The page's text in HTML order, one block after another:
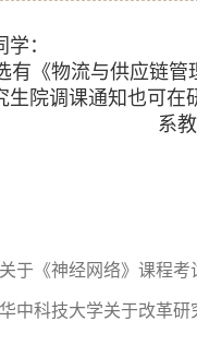
：
《物流与供应链管
生院调课通知也可在
务科启
关于《神经网络》课程考
华中科技大学关于改革研